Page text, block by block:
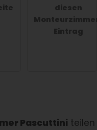
diesen
Eintrag
Pascuttini teilen